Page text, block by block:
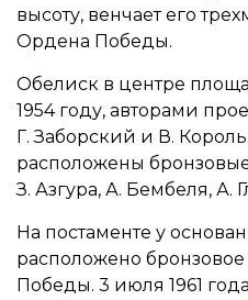
высоту, венчает его
Ордена Победы.
Обелиск в центре
1954 году, авторами
Г. Заборский и В.
расположены
З. Азгура, А. Бембеля, А.
На постаменте у
расположено
Победы. 3 июля 1961